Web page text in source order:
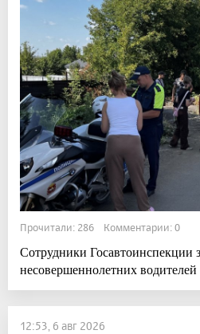
Прочитали: 286 Комментарии: 0
Сотрудники Госавтоинспекции
несовершеннолетних водителей
12:53, 6 авг 2026